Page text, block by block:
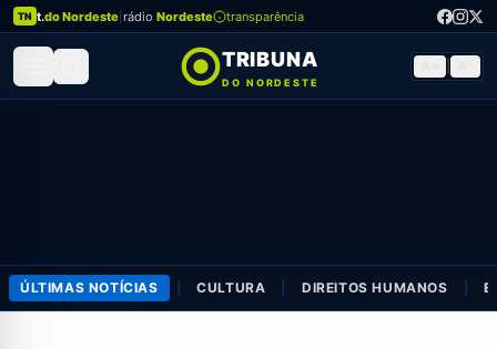
TN t.do Nordeste rádio Nordeste transparência
TRIBUNA
DO NORDESTE
ÚLTIMAS NOTÍCIAS CULTURA DIREITOS HUMANOS